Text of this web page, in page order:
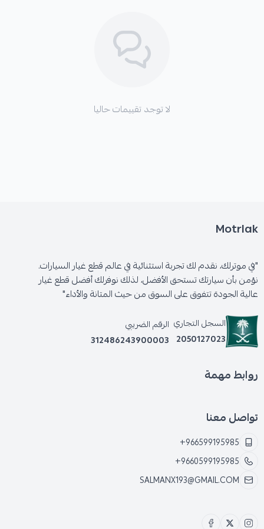
لا توجد تقييمات حاليا
Motrlak
"في موترلك، نقدم لك تجربة استثنائية في عالم قطع غيار السيارات.
نؤمن بأن سيارتك تستحق الأفضل، لذلك نوفرلك أفضل قطع غيار
عالية الجودة تتفوق على السوق من حيث المتانة والأداء"
السجل التجاري
2050127023
الرقم الضريبي
312486243900003
روابط مهمة
تواصل معنا
+966599195985
+9660599195985
SALMANX193@GMAIL.COM